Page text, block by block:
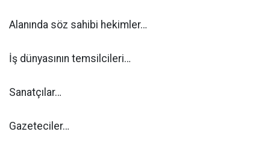
Alanında söz sahibi hekimler…
İş dünyasının temsilcileri…
Sanatçılar…
Gazeteciler…